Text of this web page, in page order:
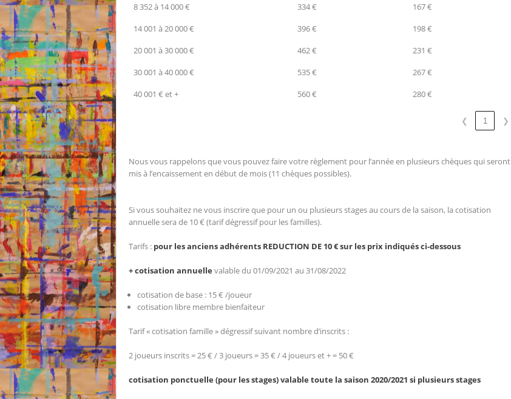
8 352 à 14 000 €
334 €
167 €
14 001 à 20 000 €
396 €
198 €
20 001 à 30 000 €
462 €
231 €
30 001 à 40 000 €
535 €
267 €
40 001 € et +
560 € 280 €
❮ 1 ❯
Nous vous rappelons que vous pouvez faire votre règlement pour l’année en plusieurs chèques qui seront
mis à l’encaissement en début de mois (11 chèques possibles).
Si vous souhaitez ne vous inscrire que pour un ou plusieurs stages au cours de la saison, la cotisation
annuelle sera de 10 € (tarif dégressif pour les familles).
Tarifs : pour les anciens adhérents REDUCTION DE 10 € sur les prix indiqués ci-dessous
+ cotisation annuelle valable du 01/09/2021 au 31/08/2022
cotisation de base : 15 € /joueur
cotisation libre membre bienfaiteur
Tarif « cotisation famille » dégressif suivant nombre d’inscrits :
2 joueurs inscrits = 25 € / 3 joueurs = 35 € / 4 joueurs et + = 50 €
cotisation ponctuelle (pour les stages) valable toute la saison 2020/2021 si plusieurs stages